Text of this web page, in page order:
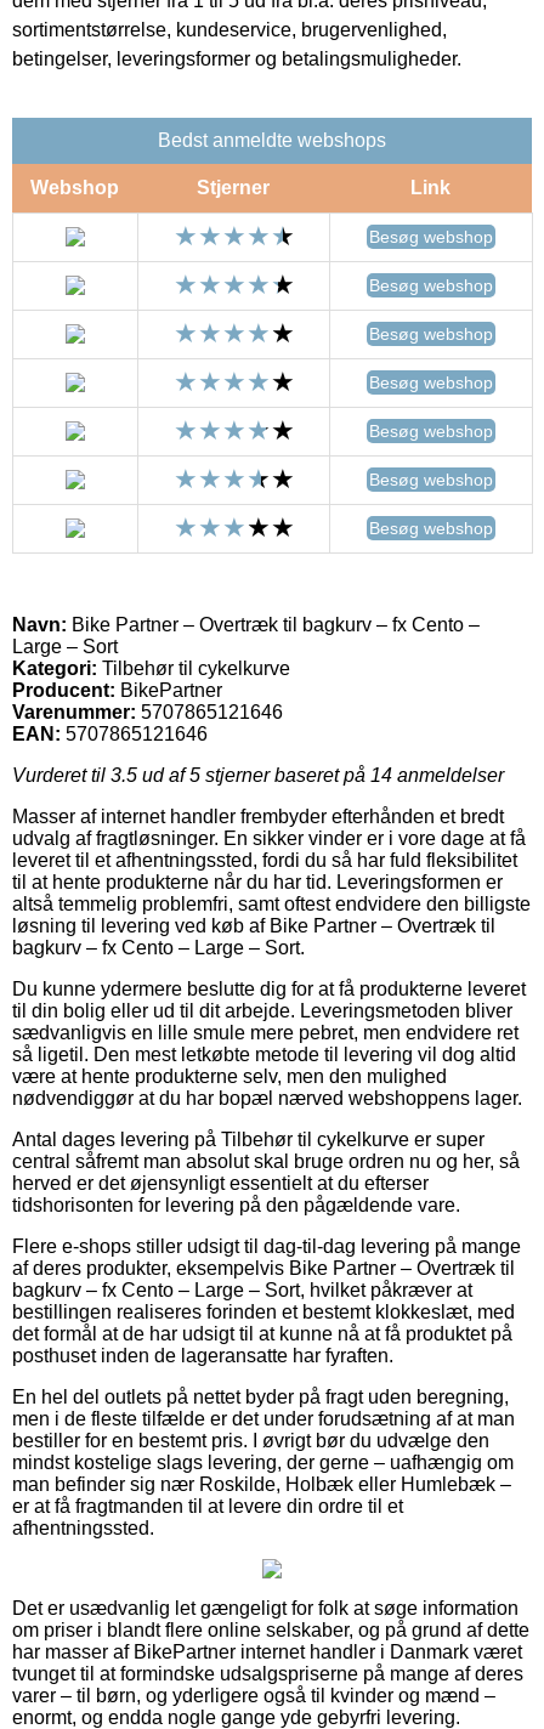
sortimentstørrelse, kundeservice, brugervenlighed,
betingelser, leveringsformer og betalingsmuligheder.
Bedst anmeldte webshops
Webshop Stjerner Link
Besøg webshop
Besøg webshop
Besøg webshop
Besøg webshop
Besøg webshop
Besøg webshop
Besøg webshop
Navn: Bike Partner – Overtræk til bagkurv – fx Cento –
Large – Sort
Kategori: Tilbehør til cykelkurve
Producent: BikePartner
Varenummer: 5707865121646
EAN: 5707865121646
Vurderet til 3.5 ud af 5 stjerner baseret på 14 anmeldelser
Masser af internet handler frembyder efterhånden et bredt
udvalg af fragtløsninger. En sikker vinder er i vore dage at få
leveret til et afhentningssted, fordi du så har fuld fleksibilitet
til at hente produkterne når du har tid. Leveringsformen er
altså temmelig problemfri, samt oftest endvidere den billigste
løsning til levering ved køb af Bike Partner – Overtræk til
bagkurv – fx Cento – Large – Sort.
Du kunne ydermere beslutte dig for at få produkterne leveret
til din bolig eller ud til dit arbejde. Leveringsmetoden bliver
sædvanligvis en lille smule mere pebret, men endvidere ret
så ligetil. Den mest letkøbte metode til levering vil dog altid
være at hente produkterne selv, men den mulighed
nødvendiggør at du har bopæl nærved webshoppens lager.
Antal dages levering på Tilbehør til cykelkurve er super
central såfremt man absolut skal bruge ordren nu og her, så
herved er det øjensynligt essentielt at du efterser
tidshorisonten for levering på den pågældende vare.
Flere e-shops stiller udsigt til dag-til-dag levering på mange
af deres produkter, eksempelvis Bike Partner – Overtræk til
bagkurv – fx Cento – Large – Sort, hvilket påkræver at
bestillingen realiseres forinden et bestemt klokkeslæt, med
det formål at de har udsigt til at kunne nå at få produktet på
posthuset inden de lageransatte har fyraften.
En hel del outlets på nettet byder på fragt uden beregning,
men i de fleste tilfælde er det under forudsætning af at man
bestiller for en bestemt pris. I øvrigt bør du udvælge den
mindst kostelige slags levering, der gerne – uafhængig om
man befinder sig nær Roskilde, Holbæk eller Humlebæk –
er at få fragtmanden til at levere din ordre til et
afhentningssted.
Det er usædvanlig let gængeligt for folk at søge information
om priser i blandt flere online selskaber, og på grund af dette
har masser af BikePartner internet handler i Danmark været
tvunget til at formindske udsalgspriserne på mange af deres
varer – til børn, og yderligere også til kvinder og mænd –
enormt, og endda nogle gange yde gebyrfri levering.